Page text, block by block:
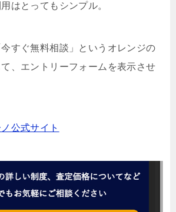
はとってもシンプル。
すぐ無料相談」というオレンジの
、エントリーフォームを表示させ
公式サイト